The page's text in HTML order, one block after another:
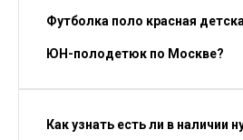
Футболка поло красная
ЮН-полодетюк по Москве?
Как узнать есть ли в наличии